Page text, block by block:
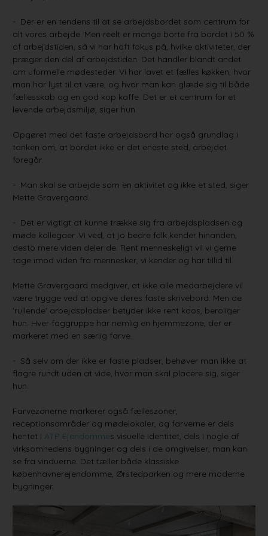
- Der er en tendens til at se arbejdsbordet som centrum for
alt vores arbejde. Men reelt er mange borte fra bordet i 50 %
af arbejdstiden, så vi har haft fokus på, hvilke aktiviteter, der
præger den del af arbejdstiden. Det handler blandt andet
om uformelle mødesteder. Vi har lavet et fælles køkken, hvor
man har lyst til at være, og hvor man kan glæde sig til både
fællesskab og en god kop kaffe. Det er et centrum for et
levende arbejdsmiljø, siger hun.
Opgøret med det faste arbejdsbord har også grundlag i
tanken om, at bordet ikke er det eneste sted, arbejdet
foregår.
- Man skal se arbejde som en aktivitet og ikke et sted, siger
Mette Gravergaard.
- Det er vigtigt at kunne trække sig fra arbejdspladsen og
møde kollegaer. Vi ved, at jo bedre folk kender hinanden,
desto mere viden deler de. Rent menneskeligt vil vi gerne
tage imod viden fra mennesker, vi kender og har tillid til.
Mette Gravergaard medgiver, at ikke alle medarbejdere vil
være trygge ved at opgive deres faste skrivebord. Men de
'rullende' arbejdspladser betyder ikke rent kaos, beroliger
hun. Hver faggruppe har nemlig en hjemmezone, der er
markeret med en særlig farve.
- Så selv om der ikke er faste pladser, behøver man ikke at
flagre rundt uden at vide, hvor man skal placere sig, siger
hun.
Farvezonerne markerer også fælleszoner,
receptionsområder og mødelokaler, og farverne er dels
hentet i ATP Ejendommes visuelle identitet, dels i nogle af
virksomhedens bygninger og dels i de omgivelser, man kan
se fra vinduerne. Det tæller både klassiske
københavnerejendomme, Ørstedparken og mere moderne
bygninger.